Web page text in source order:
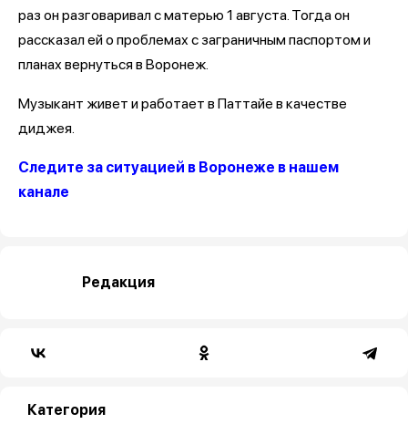
раз он разговаривал с матерью 1 августа. Тогда он
рассказал ей о проблемах с заграничным паспортом и
планах вернуться в Воронеж.
Музыкант живет и работает в Паттайе в качестве
диджея.
Следите за ситуацией в Воронеже в нашем
канале
Редакция
Категория